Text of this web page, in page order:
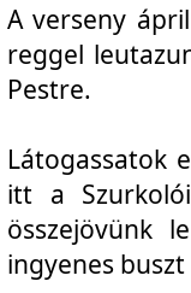
A verseny
reggel
Pestre.
Látogassatok
itt a
összejövünk
ingyenes